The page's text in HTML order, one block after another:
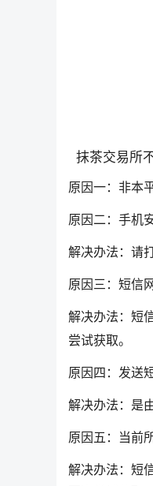
抹茶交易所
原因一：非本
原因二：手机
解决办法：请
原因三：短信
解决办法：短
尝试获取。
原因四：发送
解决办法：是
原因五：当前
解决办法：短